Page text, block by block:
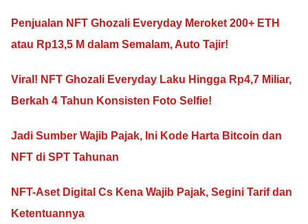
Penjualan NFT Ghozali Everyday Meroket 200+ ETH
atau Rp13,5 M dalam Semalam, Auto Tajir!
Viral! NFT Ghozali Everyday Laku Hingga Rp4,7 Miliar,
Berkah 4 Tahun Konsisten Foto Selfie!
Jadi Sumber Wajib Pajak, Ini Kode Harta Bitcoin dan
NFT di SPT Tahunan
NFT-Aset Digital Cs Kena Wajib Pajak, Segini Tarif dan
Ketentuannya